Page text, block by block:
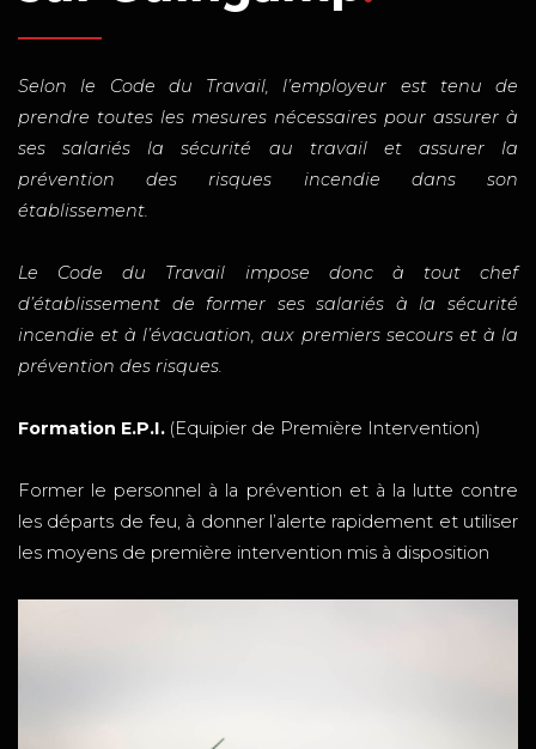
Selon le Code du Travail, l’employeur est tenu de
prendre toutes les mesures nécessaires pour assurer à
ses salariés la sécurité au travail et assurer la
prévention des risques incendie dans son
établissement.
Le Code du Travail impose donc à tout chef
d’établissement de former ses salariés à la sécurité
incendie et à l’évacuation, aux premiers secours et à la
prévention des risques.
Formation E.P.I. (Equipier de Première Intervention)
Former le personnel à la prévention et à la lutte contre
les départs de feu, à donner l’alerte rapidement et utiliser
les moyens de première intervention mis à disposition